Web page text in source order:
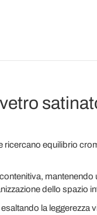
ricercano equilibrio
mantenendo
dello spazio
la leggerezza